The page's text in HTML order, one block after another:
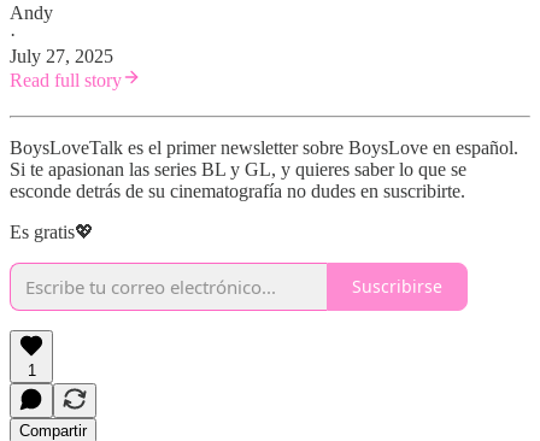
Andy
·
July 27, 2025
Read full story
BoysLoveTalk es el primer newsletter sobre BoysLove en español.
Si te apasionan las series BL y GL, y quieres saber lo que se
esconde detrás de su cinematografía no dudes en suscribirte.
Es gratis💖
Suscribirse
1
Compartir